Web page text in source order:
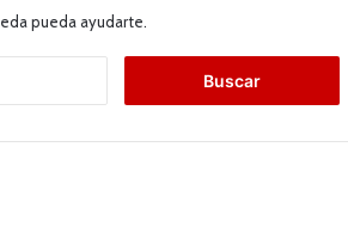
pueda ayudarte.
c